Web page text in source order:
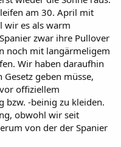
am 30. April mit
wir es als warm
zwar ihre Pullover
noch mit langärmeligem
Wir haben daraufhin
Gesetz geben müsse,
offiziellem
bzw. -beinig zu kleiden.
obwohl wir seit
von der der Spanier